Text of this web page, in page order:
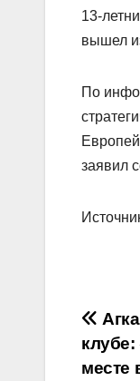
13-
вышел
По
заявил
по
месте